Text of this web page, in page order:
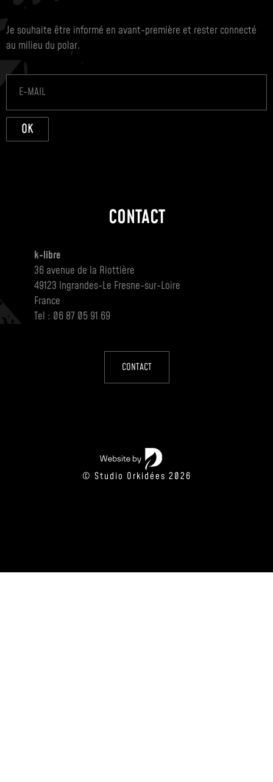
Je souhaite être informé en avant-première et rester connecté
au milieu du polar.
OK
CONTACT
k-libre
36 avenue de la Riottière
49123 Ingrandes-Le Fresne-sur-Loire
France
Tel : 06 87 05 91 69
CONTACT
© Studio Orkidées 2026